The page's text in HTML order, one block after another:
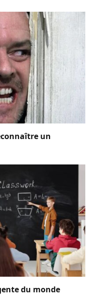
un
du monde